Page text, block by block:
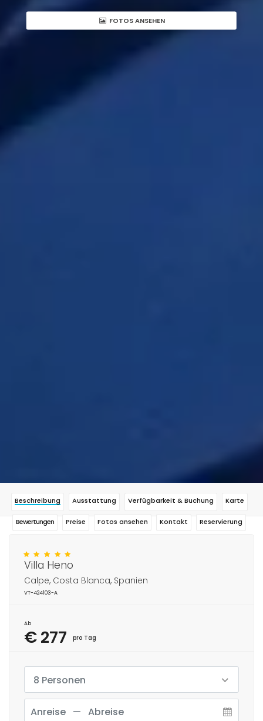
FOTOS ANSEHEN
Beschreibung Ausstattung Verfügbarkeit & Buchung Karte
Bewertungen Preise Fotos ansehen Kontakt Reservierung
Villa Heno
Calpe, Costa Blanca, Spanien
VT-424103-A
Ab
€ 277 pro Tag
8 Personen